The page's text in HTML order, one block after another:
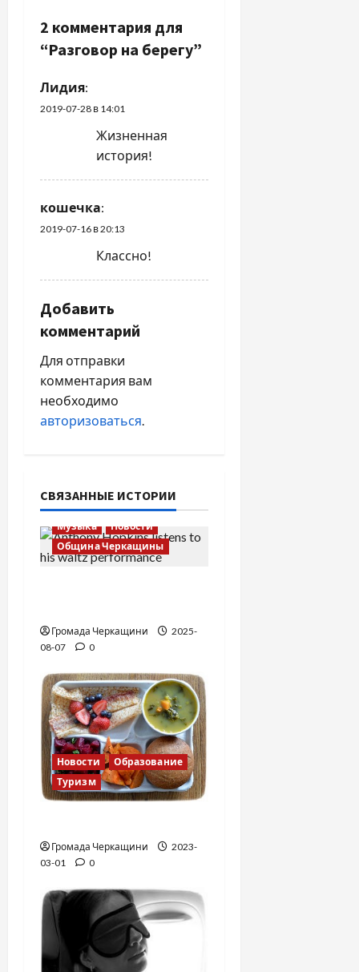
а
ц
и
я
о
з
п
и
с
я
м
2 комментария для
“Разговор на берегу”
Лидия:
2019-07-28 в 14:01
Жизненная
история!
кошечка:
2019-07-16 в 20:13
Классно!
Добавить
комментарий
Для отправки
комментария вам
необходимо
авторизоваться.
СВЯЗАННЫЕ ИСТОРИИ
Музыка
Новости
Община Черкащины
Громада Черкащини
2025-
08-07
0
Новости
Образование
Туризм
Громада Черкащини
2023-
03-01
0